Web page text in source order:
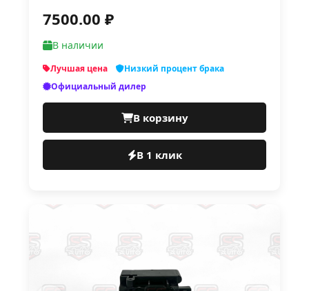
7500.00 ₽
В наличии
Лучшая цена
Низкий процент брака
Официальный дилер
В корзину
В 1 клик